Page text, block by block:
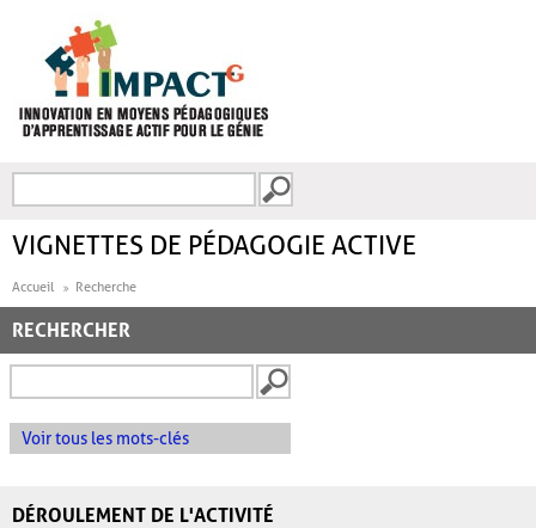
FORMULAIRE DE
VIGNETTES DE PÉDAGOGIE ACTIVE
Accueil Recherche
RECHERCHER
Voir tous les mots-clés
DÉROULEMENT DE L'ACTIVITÉ